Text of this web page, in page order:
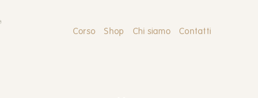
Corso Shop Chi siamo Contatti